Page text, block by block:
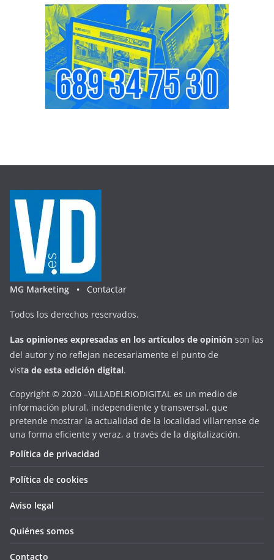
MG Marketing • Contactar
Todos los derechos reservados.
Las opiniones expresadas en los artículos de opinión son las
del autor y no reflejan necesariamente el punto de
vista de esta edición digital.
Copyright © 2020 –VILLADELRIODIGITAL es un medio de
información plural, independiente y transversal, que
pretende mostrar la actualidad de la localidad villarrense de
una forma eficiente y veraz, a través de la digitalización.
Política de privacidad
Política de cookies
Aviso legal
Quiénes somos
Contacto